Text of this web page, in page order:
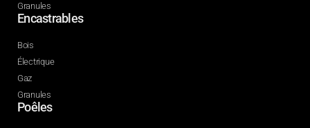
Granules
Encastrables
Bois
Électrique
Gaz
Granules
Poêles